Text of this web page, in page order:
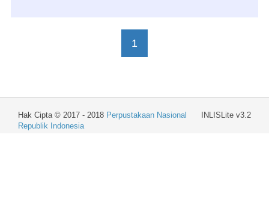
1
INLISLite v3.2
Hak Cipta © 2017 - 2018 Perpustakaan Nasional
Republik Indonesia